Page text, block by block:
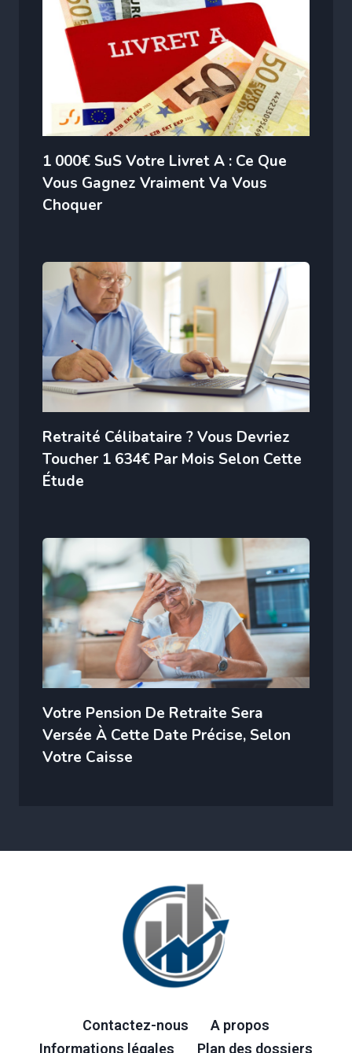
1 000€ SuS Votre Livret A : Ce Que
Vous Gagnez Vraiment Va Vous
Choquer
Retraité Célibataire ? Vous Devriez
Toucher 1 634€ Par Mois Selon Cette
Étude
Votre Pension De Retraite Sera
Versée À Cette Date Précise, Selon
Votre Caisse
Contactez-nous
A propos
Informations légales
Plan des dossiers